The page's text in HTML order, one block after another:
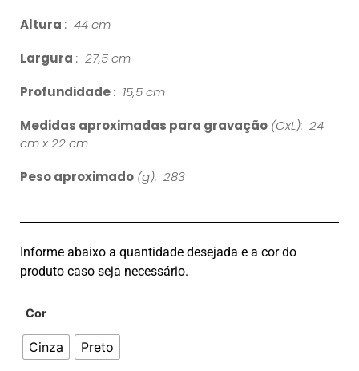
Altura : 44 cm
Largura : 27,5 cm
Profundidade: 15,5 cm
Medidas aproximadas para gravação (CxL): 24
cm x 22 cm
Peso aproximado (g): 283
Informe abaixo a quantidade desejada e a cor do
produto caso seja necessário.
Cor
Cinza Preto